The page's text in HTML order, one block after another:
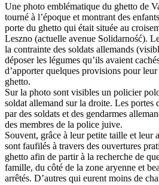
Une photo emblématique du ghetto de
tourné à l’époque et montrant des
porte du ghetto qui était située au
Leszno (actuelle avenue Solidarność).
la contrainte des soldats allemands
déposer les légumes qu’ils avaient
d’apporter quelques provisions pour
ghetto.
Sur la photo sont visibles un policier
soldat allemand sur la droite. Les portes
par des soldats et des gendarmes
des membres de la police juive.
Souvent, grâce à leur petite taille et leur
sont faufilés à travers des ouvertures
ghetto afin de partir à la recherche de
famille, du côté de la zone aryenne et
arrêtés. D’autres qui eurent moins de